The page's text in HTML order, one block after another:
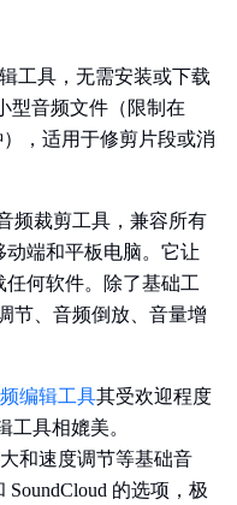
工具，无需安装或下载
型音频文件（限制在
，适用于修剪片段或消
频裁剪工具，兼容所有
端和平板电脑。它让
何软件。除了基础工
节、音频倒放、音量增
编辑工具其受欢迎程度
工具相媲美。
和速度调节等基础音
的选项，极